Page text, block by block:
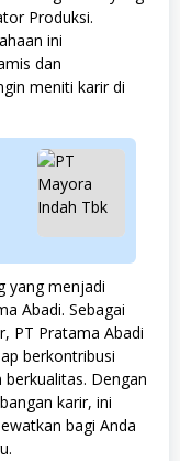
Produksi.
ini
dan
meniti karir di
yang menjadi
Abadi. Sebagai
PT Pratama Abadi
berkontribusi
Dengan
karir, ini
bagi Anda